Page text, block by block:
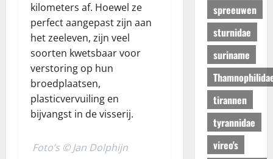
kilometers af. Hoewel ze
perfect aangepast zijn aan
het zeeleven, zijn veel
soorten kwetsbaar voor
verstoring op hun
broedplaatsen,
plasticvervuiling en
bijvangst in de visserij.
Foto’s © Jan Dolphijn
spreeuwen
sturnidae
suriname
tirannen
tyrannidae
vireo's